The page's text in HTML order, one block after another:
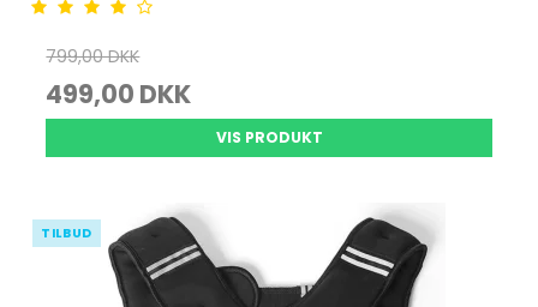
799,00 DKK
499,00 DKK
VIS PRODUKT
TILBUD